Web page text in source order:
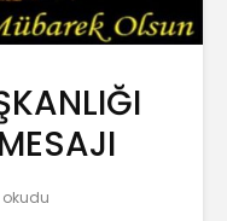
okudu